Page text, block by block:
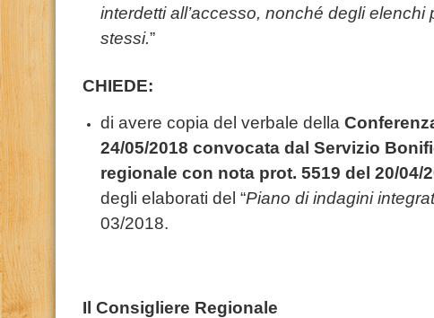
interdetti all’accesso, nonché degli
stessi.”
CHIEDE:
di avere copia del verbale della
24/05/2018 convocata dal Servizio
regionale con nota prot. 5519 del 20/04/
degli elaborati del “Piano di indagini
03/2018.
Il Consigliere Regionale